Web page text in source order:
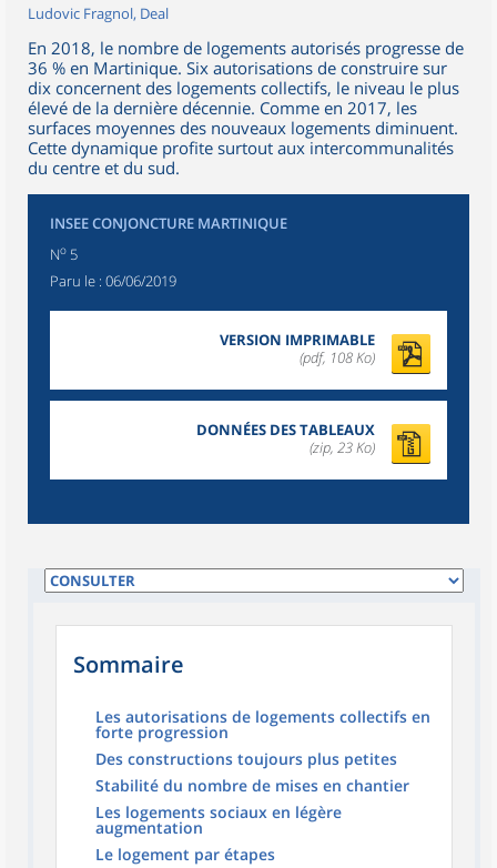
Ludovic Fragnol, Deal
En 2018, le nombre de logements autorisés progresse de
36 % en Martinique. Six autorisations de construire sur
dix concernent des logements collectifs, le niveau le plus
élevé de la dernière décennie. Comme en 2017, les
surfaces moyennes des nouveaux logements diminuent.
Cette dynamique profite surtout aux intercommunalités
du centre et du sud.
INSEE CONJONCTURE MARTINIQUE
No 5
Paru le : 06/06/2019
VERSION IMPRIMABLE
(pdf, 108 Ko)
DONNÉES DES TABLEAUX
(zip, 23 Ko)
Sommaire
Les autorisations de logements collectifs en
forte progression
Des constructions toujours plus petites
Stabilité du nombre de mises en chantier
Les logements sociaux en légère
augmentation
Le logement par étapes